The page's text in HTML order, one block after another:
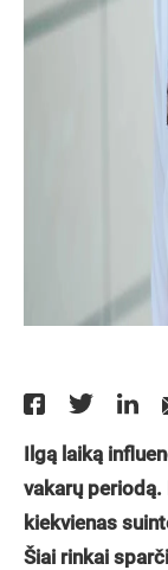
Ilgą laiką
vakarų
kiekvienas
Šiai rinkai